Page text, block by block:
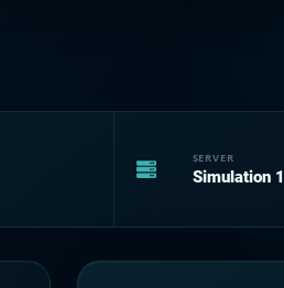
SERVER
Simulation 1